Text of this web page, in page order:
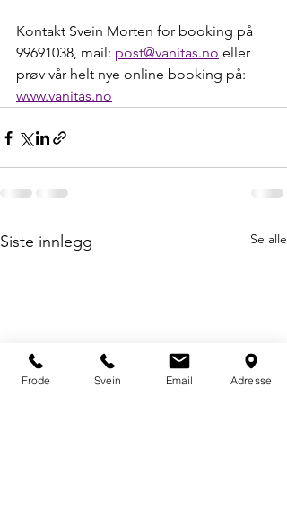
Kontakt Svein Morten for booking på
99691038, mail: post@vanitas.no eller
prøv vår helt nye online booking på:
www.vanitas.no
Siste innlegg Se alle
Frode Svein Email Adresse